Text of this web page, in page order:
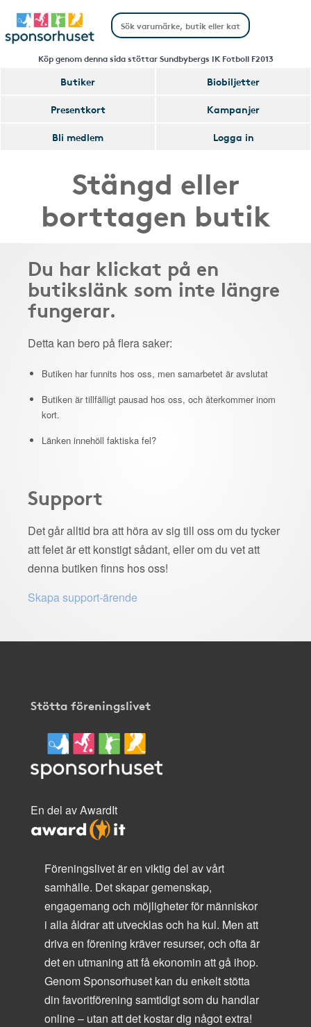
Köp genom denna sida stöttar Sundbybergs IK Fotboll F2013
Butiker
Biobiljetter
Presentkort
Kampanjer
Bli medlem
Logga in
Stängd eller
borttagen butik
Du har klickat på en
butikslänk som inte längre
fungerar.
Detta kan bero på flera saker:
Butiken har funnits hos oss, men samarbetet är avslutat
Butiken är tillfälligt pausad hos oss, och återkommer inom
kort.
Länken innehöll faktiska fel?
Support
Det går alltid bra att höra av sig till oss om du tycker
att felet är ett konstigt sådant, eller om du vet att
denna butiken finns hos oss!
Skapa support-ärende
Stötta föreningslivet
En del av AwardIt
Föreningslivet är en viktig del av vårt
samhälle. Det skapar gemenskap,
engagemang och möjligheter för människor
i alla åldrar att utvecklas och ha kul. Men att
driva en förening kräver resurser, och ofta är
det en utmaning att få ekonomin att gå ihop.
Genom Sponsorhuset kan du enkelt stötta
din favoritförening samtidigt som du handlar
online – utan att det kostar dig något extra!